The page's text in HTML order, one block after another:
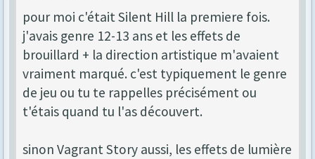
pour moi c'était Silent Hill la premiere fois.
j'avais genre 12-13 ans et les effets de
brouillard + la direction artistique m'avaient
vraiment marqué. c'est typiquement le genre
de jeu ou tu te rappelles précisément ou
t'étais quand tu l'as découvert.
sinon Vagrant Story aussi, les effets de lumière